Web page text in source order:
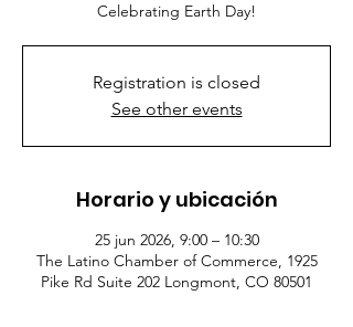
Celebrating Earth Day!
Registration is closed
See other events
Horario y ubicación
25 jun 2026, 9:00 – 10:30
The Latino Chamber of Commerce, 1925
Pike Rd Suite 202 Longmont, CO 80501